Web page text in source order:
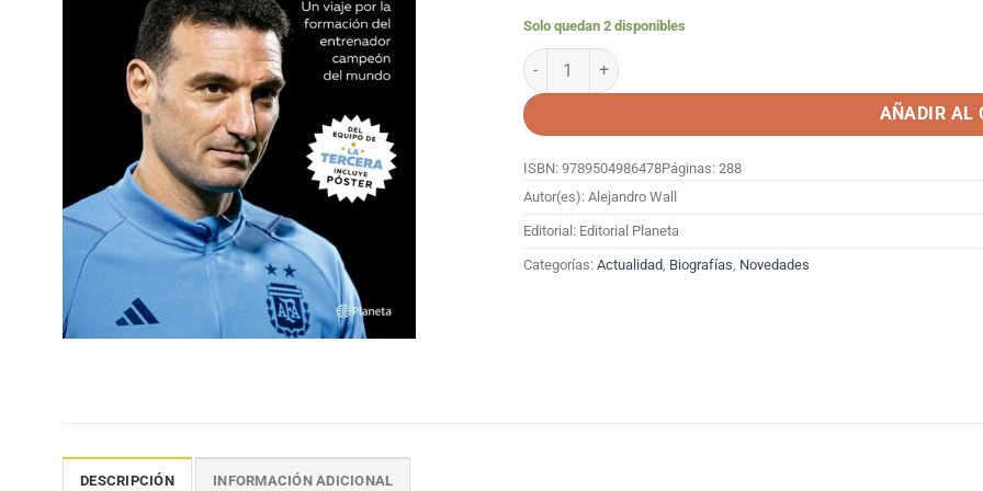
Solo quedan 2 disponibles
REVOLUCIÓN SCALONI (INCLUYE PÓSTER) cantidad
AÑADIR AL
ISBN: 9789504986478Páginas: 288
Autor(es): Alejandro Wall
Editorial: Editorial Planeta
Categorías: Actualidad, Biografías, Novedades
DESCRIPCIÓN INFORMACIÓN ADICIONAL